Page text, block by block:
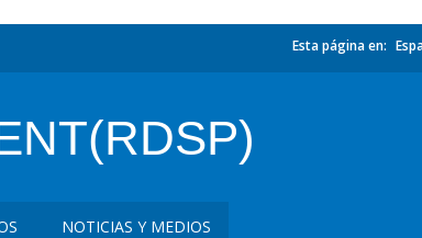
Esta página en:
NOTICIAS Y MEDIOS